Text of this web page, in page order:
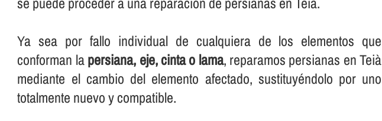
Ya sea por fallo individual de cualquiera de los elementos que
conforman lapersiana, eje, cinta o lama, reparamos persianas en Teià
mediante el cambio del elemento afectado, sustituyéndolo por uno
totalmente nuevo y compatible.